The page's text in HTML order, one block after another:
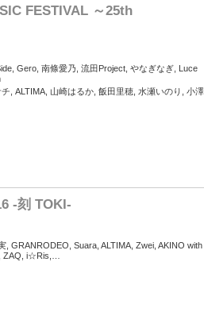
FESTIVAL ～25th
Gero, 南條愛乃, 流田Project, やなぎなぎ, Luce
, ALTIMA, 山崎はるか, 飯田里穂, 水瀬いのり, 小澤
-刻 TOKI-
GRANRODEO, Suara, ALTIMA, Zwei, AKINO with
ZAQ, i☆Ris,…